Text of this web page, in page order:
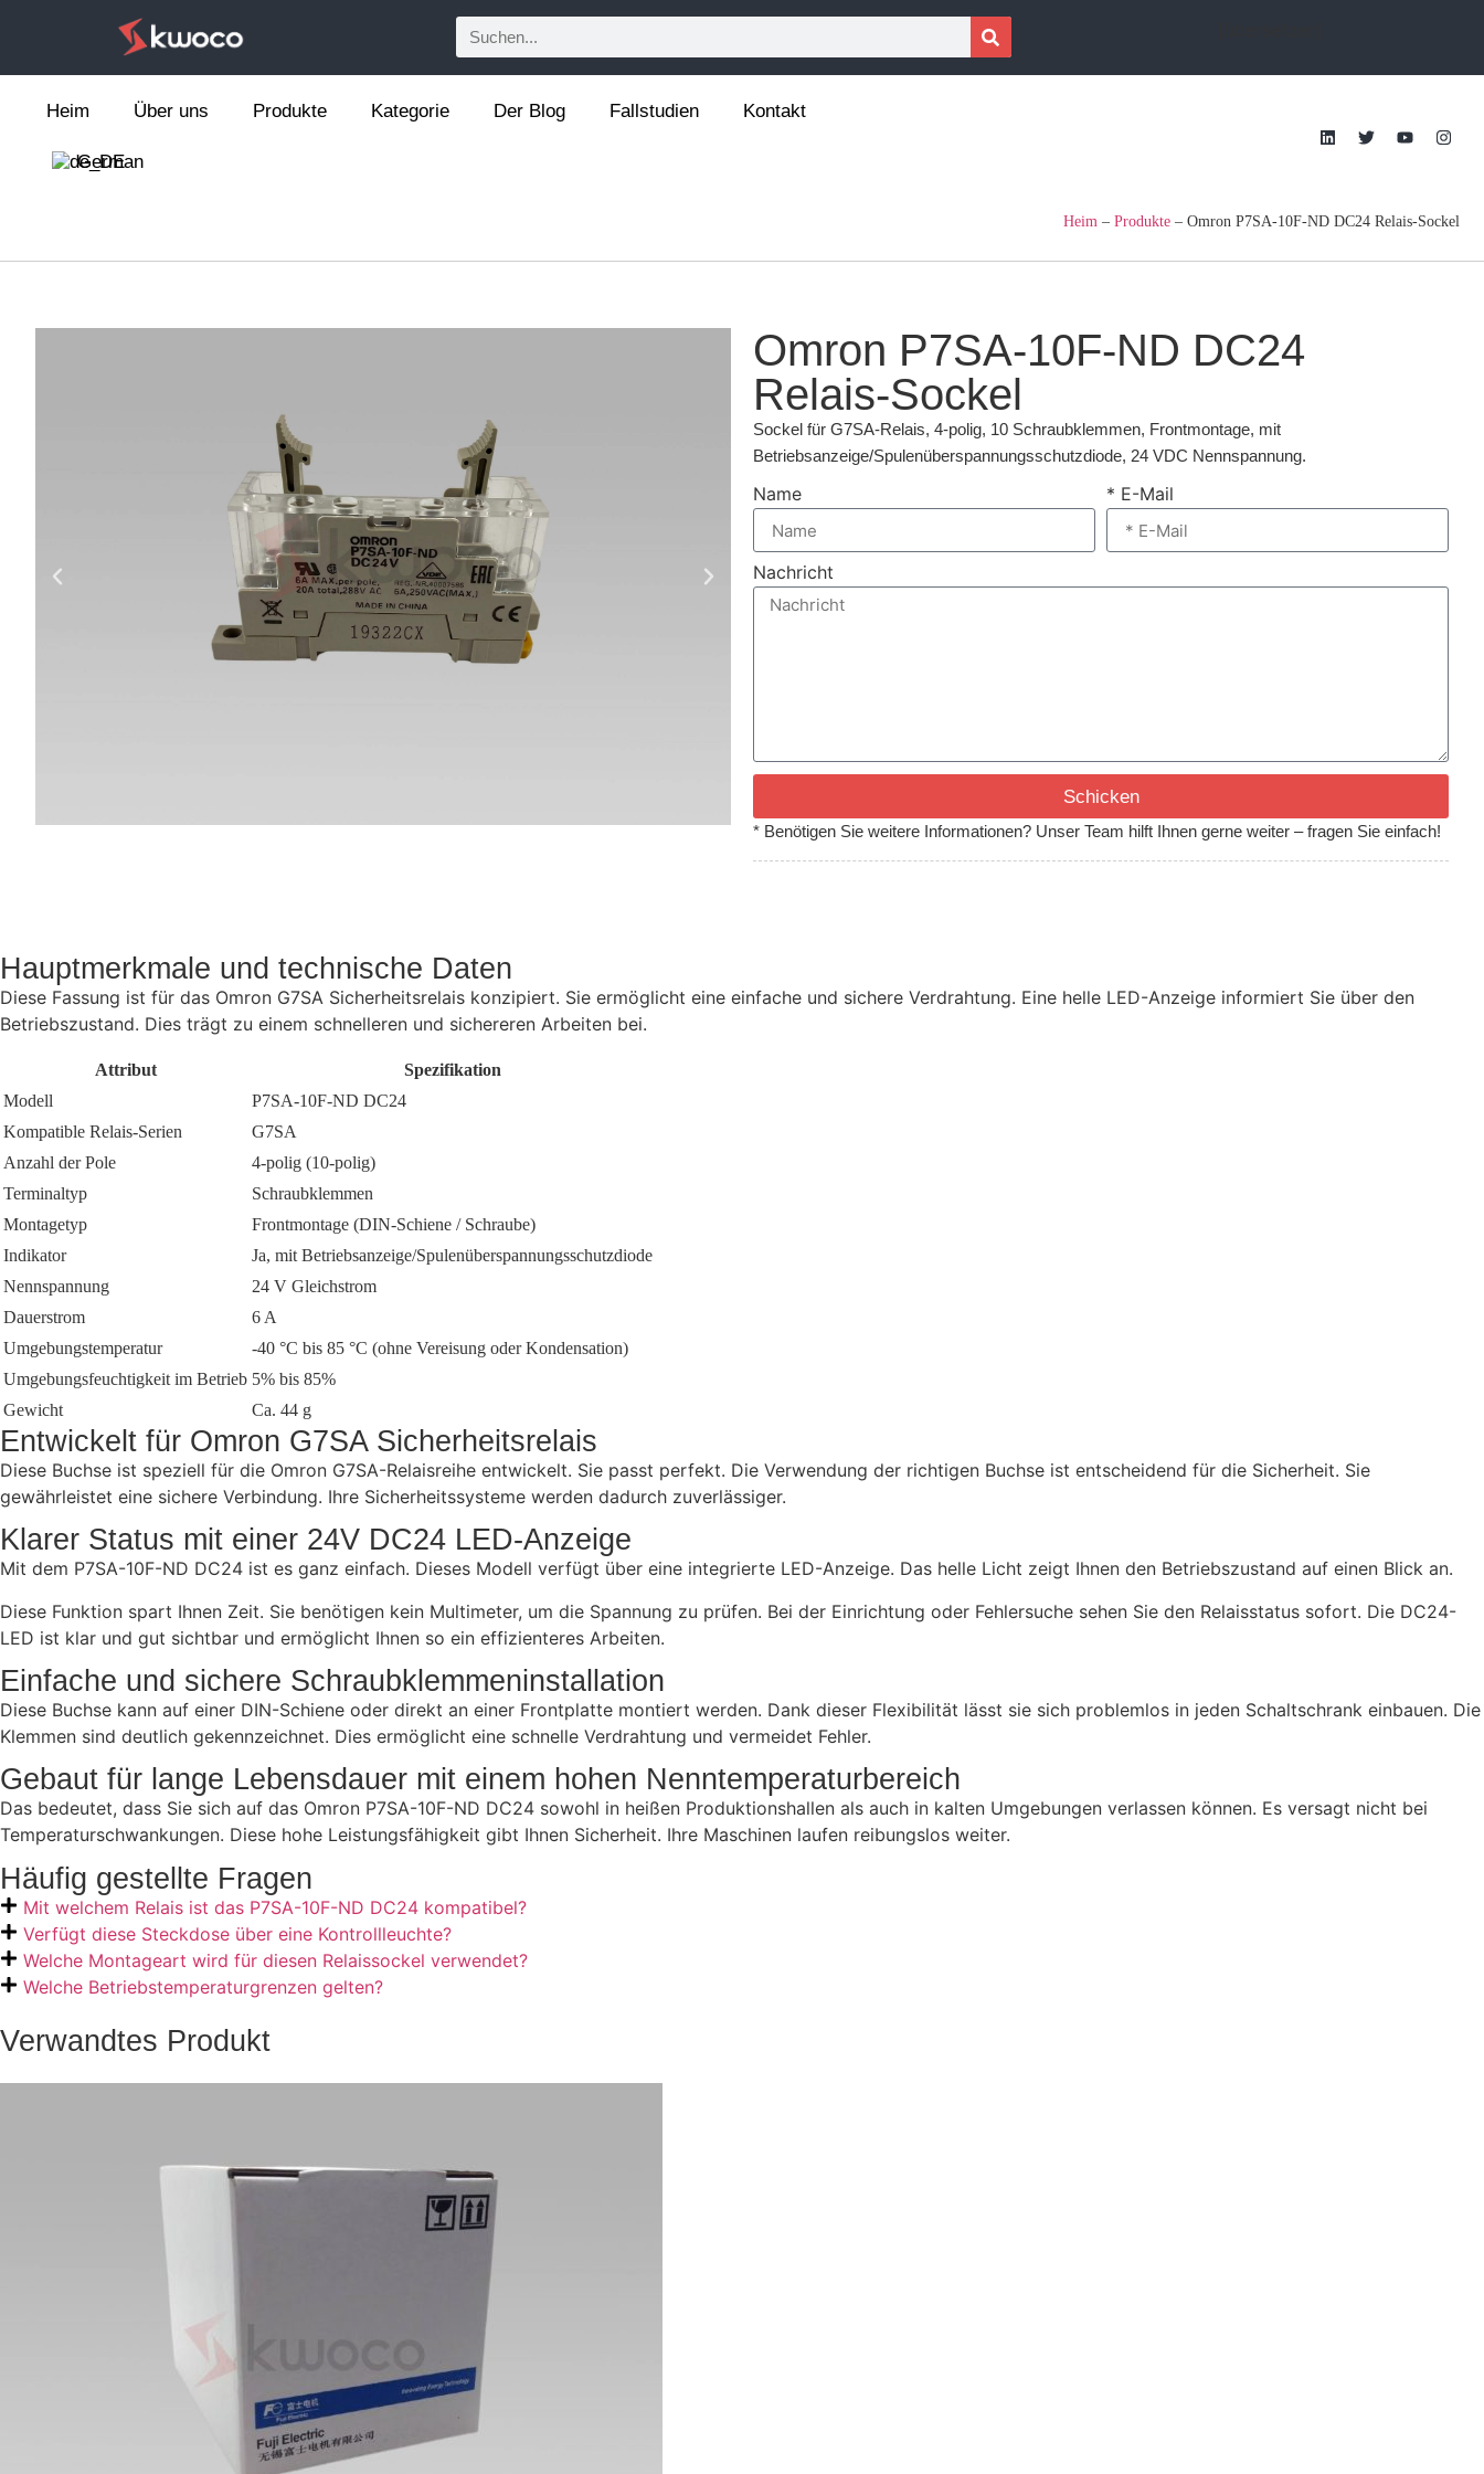
Heim Über uns Produkte Kategorie Der Blog Fallstudien Kontakt
German
Heim – Produkte – Omron P7SA-10F-ND DC24 Relais-Sockel
Omron P7SA-10F-ND DC24
Relais-Sockel
Sockel für G7SA-Relais, 4-polig, 10 Schraubklemmen, Frontmontage, mit
Betriebsanzeige/Spulenüberspannungsschutzdiode, 24 VDC Nennspannung.
Name * E-Mail
Nachricht
Schicken
* Benötigen Sie weitere Informationen? Unser Team hilft Ihnen gerne weiter – fragen Sie einfach!
Hauptmerkmale und technische Daten
Diese Fassung ist für das Omron G7SA Sicherheitsrelais konzipiert. Sie ermöglicht eine einfache und sichere Verdrahtung. Eine helle LED-Anzeige informiert Sie über den
Betriebszustand. Dies trägt zu einem schnelleren und sichereren Arbeiten bei.
Attribut
Spezifikation
Modell
P7SA-10F-ND DC24
Kompatible Relais-Serien
G7SA
Anzahl der Pole
4-polig (10-polig)
Terminaltyp
Schraubklemmen
Montagetyp
Frontmontage (DIN-Schiene / Schraube)
Indikator
Ja, mit Betriebsanzeige/Spulenüberspannungsschutzdiode
Nennspannung
24 V Gleichstrom
Dauerstrom
6 A
Umgebungstemperatur
-40 °C bis 85 °C (ohne Vereisung oder Kondensation)
Umgebungsfeuchtigkeit im Betrieb 5% bis 85%
Gewicht
Ca. 44 g
Entwickelt für Omron G7SA Sicherheitsrelais
Diese Buchse ist speziell für die Omron G7SA-Relaisreihe entwickelt. Sie passt perfekt. Die Verwendung der richtigen Buchse ist entscheidend für die Sicherheit. Sie
gewährleistet eine sichere Verbindung. Ihre Sicherheitssysteme werden dadurch zuverlässiger.
Klarer Status mit einer 24V DC24 LED-Anzeige
Mit dem P7SA-10F-ND DC24 ist es ganz einfach. Dieses Modell verfügt über eine integrierte LED-Anzeige. Das helle Licht zeigt Ihnen den Betriebszustand auf einen Blick an.
Diese Funktion spart Ihnen Zeit. Sie benötigen kein Multimeter, um die Spannung zu prüfen. Bei der Einrichtung oder Fehlersuche sehen Sie den Relaisstatus sofort. Die DC24-
LED ist klar und gut sichtbar und ermöglicht Ihnen so ein effizienteres Arbeiten.
Einfache und sichere Schraubklemmeninstallation
Diese Buchse kann auf einer DIN-Schiene oder direkt an einer Frontplatte montiert werden. Dank dieser Flexibilität lässt sie sich problemlos in jeden Schaltschrank einbauen. Die
Klemmen sind deutlich gekennzeichnet. Dies ermöglicht eine schnelle Verdrahtung und vermeidet Fehler.
Gebaut für lange Lebensdauer mit einem hohen Nenntemperaturbereich
Das bedeutet, dass Sie sich auf das Omron P7SA-10F-ND DC24 sowohl in heißen Produktionshallen als auch in kalten Umgebungen verlassen können. Es versagt nicht bei
Temperaturschwankungen. Diese hohe Leistungsfähigkeit gibt Ihnen Sicherheit. Ihre Maschinen laufen reibungslos weiter.
Häufig gestellte Fragen
Mit welchem Relais ist das P7SA-10F-ND DC24 kompatibel?
Verfügt diese Steckdose über eine Kontrollleuchte?
Welche Montageart wird für diesen Relaissockel verwendet?
Welche Betriebstemperaturgrenzen gelten?
Verwandtes Produkt